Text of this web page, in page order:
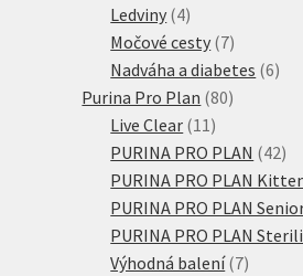
produkty
Ledviny 44
produkty
Močové cesty 77
produktů
Nadváha a diabetes 66
Purina Pro Plan 8080
Live Clear 11 11
produktů
PURINA PRO PLAN 4242
PURINA PRO PLAN
PURINA PRO PLAN
PURINA PRO PLAN
Výhodná balení 77